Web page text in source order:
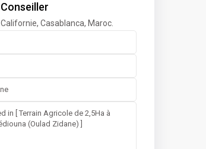
Conseiller
Californie, Casablanca, Maroc.